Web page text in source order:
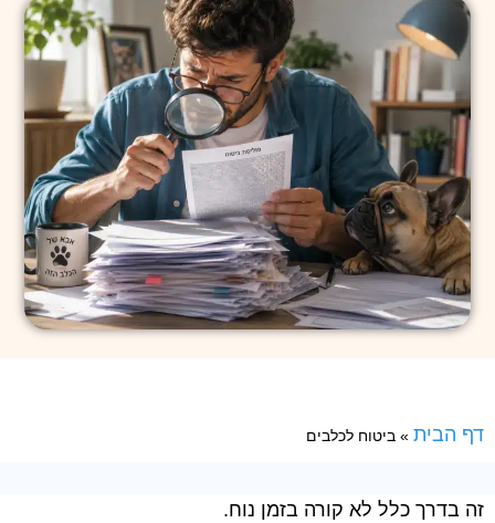
דף הבית » ביטוח לכלבים
זה בדרך כלל לא קורה בזמן נוח.